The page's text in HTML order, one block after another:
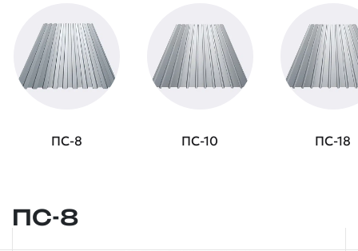
ПС-8 ПС-10 ПС-18
ПС-8